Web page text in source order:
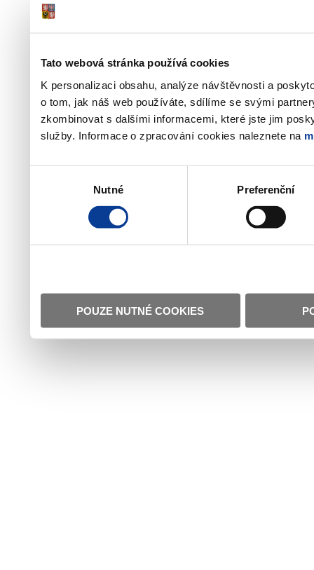
Tato webová stránka používá cookies
K personalizaci obsahu, analýze návštěvnosti a
o tom, jak náš web používáte, sdílíme se svými
zkombinovat s dalšími informacemi, které jste jim
služby. Informace o zpracování cookies naleznete na
Nutné Preferenční
POUZE NUTNÉ COOKIES